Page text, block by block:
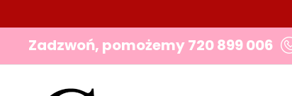
Zadzwoń, pomożemy720 899 006